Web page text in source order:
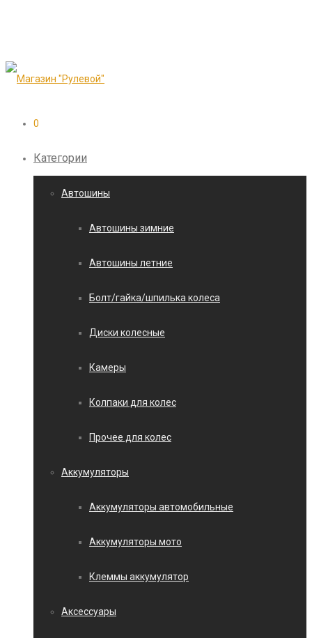
0
Категории
Автошины
Автошины зимние
Автошины летние
Болт/гайка/шпилька колеса
Диски колесные
Камеры
Колпаки для колес
Прочее для колес
Аккумуляторы
Аккумуляторы автомобильные
Аккумуляторы мото
Клеммы аккумулятор
Аксессуары